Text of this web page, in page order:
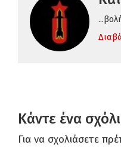
Κάντε ένα
Για να σχολιάσετε